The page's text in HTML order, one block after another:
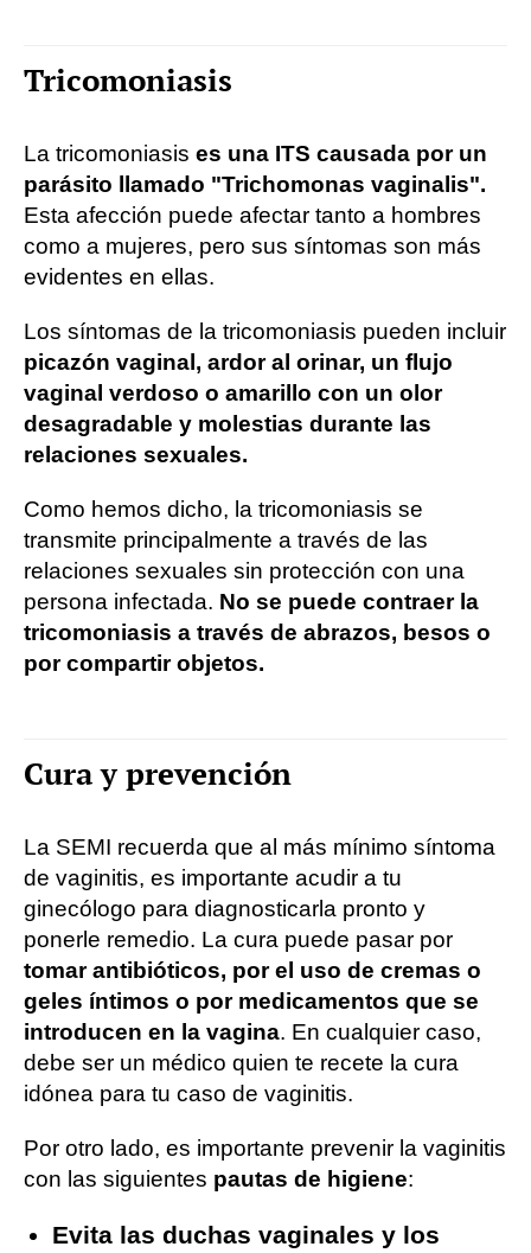
Tricomoniasis
La tricomoniasis es una ITS causada por un
parásito llamado "Trichomonas vaginalis".
Esta afección puede afectar tanto a hombres
como a mujeres, pero sus síntomas son más
evidentes en ellas.
Los síntomas de la tricomoniasis pueden incluir
picazón vaginal, ardor al orinar, un flujo
vaginal verdoso o amarillo con un olor
desagradable y molestias durante las
relaciones sexuales.
Como hemos dicho, la tricomoniasis se
transmite principalmente a través de las
relaciones sexuales sin protección con una
persona infectada. No se puede contraer la
tricomoniasis a través de abrazos, besos o
por compartir objetos.
Cura y prevención
La SEMI recuerda que al más mínimo síntoma
de vaginitis, es importante acudir a tu
ginecólogo para diagnosticarla pronto y
ponerle remedio. La cura puede pasar por
tomar antibióticos, por el uso de cremas o
geles íntimos o por medicamentos que se
introducen en la vagina. En cualquier caso,
debe ser un médico quien te recete la cura
idónea para tu caso de vaginitis.
Por otro lado, es importante prevenir la vaginitis
con las siguientes pautas de higiene:
Evita las duchas vaginales y los